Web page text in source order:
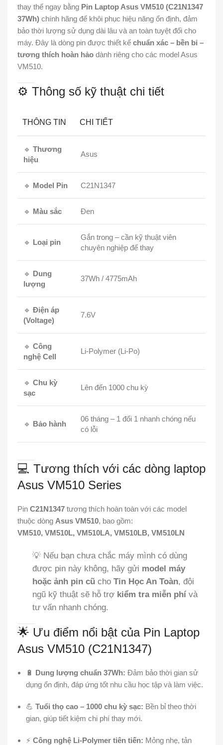
thay thế ngay bằng Pin Laptop Asus VM510 (C21N1347
37Wh) chính hãng để khôi phục hiệu năng ổn định, đảm
bảo thời lượng sử dụng dài lâu và an toàn tuyệt đối cho
máy. Đây là dòng pin được thiết kế chuẩn xác – bền bỉ –
tương thích hoàn hảo dành riêng cho các model Asus
VM510.
⚙️ Thông số kỹ thuật chi tiết
THÔNG TIN CHI TIẾT
🔹 Thương
hiệu
Asus
🔹 Model Pin C21N1347
🔹 Màu sắc Đen
🔹 Loại pin
Gắn trong – cần kỹ thuật viên
chuyên nghiệp để thay
🔹 Dung
lượng
37Wh / 4775mAh
🔹 Điện áp
(Voltage)
7.6V
🔹 Công
nghệ Cell
Li-Polymer (Li-Po)
🔹 Chu kỳ
sạc
Lên đến 1000 chu kỳ
🔹 Bảo hành
06 tháng – 1 đổi 1 nhanh chóng nếu
có lỗi
💻 Tương thích với các dòng laptop
Asus VM510 Series
Pin C21N1347 tương thích hoàn toàn với các model
thuộc dòng Asus VM510, bao gồm:
VM510, VM510L, VM510LA, VM510LB, VM510LN
💡 Nếu bạn chưa chắc máy mình có dùng
được pin này không, hãy gửi model máy
hoặc ảnh pin cũ cho Tin Học An Toàn, đội
ngũ kỹ thuật sẽ hỗ trợ kiểm tra miễn phí và
tư vấn nhanh chóng.
🌟 Ưu điểm nổi bật của Pin Laptop
Asus VM510 (C21N1347)
🔋 Dung lượng chuẩn 37Wh: Đảm bảo thời gian sử
dụng ổn định, đáp ứng tốt nhu cầu học tập và làm việc.
💪 Tuổi thọ cao – 1000 chu kỳ sạc: Bền bỉ theo thời
gian, giúp tiết kiệm chi phí thay mới.
⚡ Công nghệ Li-Polymer tiên tiến: Mỏng nhẹ, tản